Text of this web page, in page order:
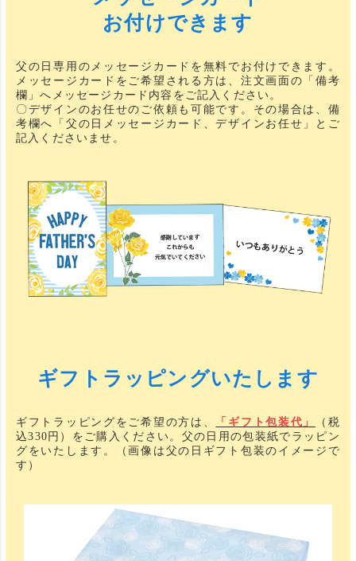
お付けできます
父の日専用のメッセージカードを無料でお付けできます。
メッセージカードをご希望される方は、注文画面の「備考
欄」へメッセージカード内容をご記入ください。
〇デザインのお任せのご依頼も可能です。その場合は、備
考欄へ「父の日メッセージカード、デザインお任せ」とご
記入くださいませ。
ギフトラッピングいたします
ギフトラッピングをご希望の方は、 「ギフト包装代」
（税
込330円）をご購入ください。父の日用の包装紙でラッピン
グをいたします。（画像は父の日ギフト包装のイメージで
す）